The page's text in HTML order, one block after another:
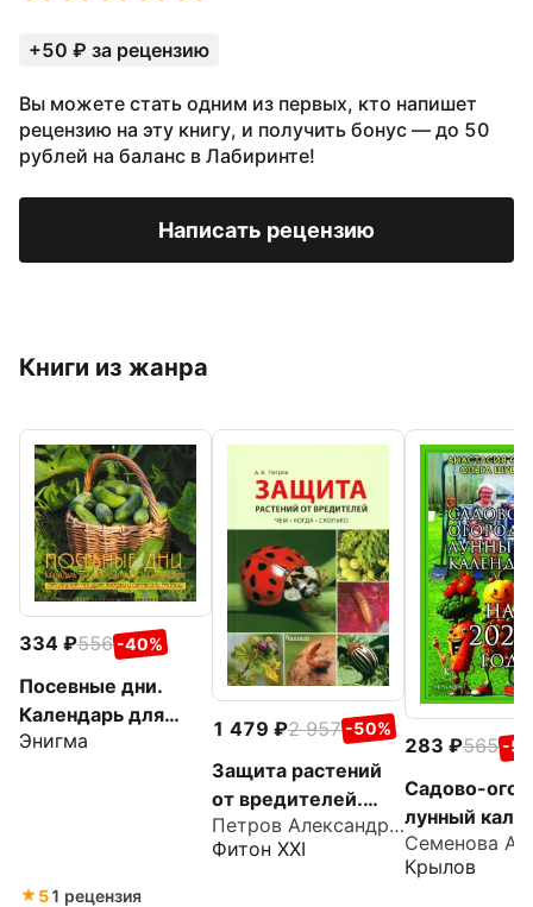
+50 ₽ за рецензию
Вы можете стать одним из первых, кто напишет
рецензию на эту книгу, и получить бонус — до 50
рублей на баланс в Лабиринте!
Написать рецензию
Книги из жанра
334 556 -40%
Посевные дни.
Календарь для
огородников и
Энигма
51 рецензия
1 479 2 957 -50%
Защита растений
от вредителей.
Чем, когда,
сколько
Петров Александр Валерьевич
Фитон XXI
283 565 -
Садово-
лунный
на 2025 год
Крылов